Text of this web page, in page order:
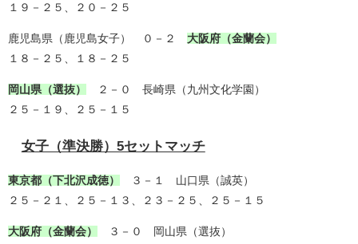
１９－２５、２０－２５
鹿児島県（鹿児島女子） ０－２ 大阪府（金蘭会）
１８－２５、１８－２５
岡山県（選抜）
２－０ 長崎県（九州文化学園）
２５－１９、２５－１５
女子（準決勝）5セットマッチ
東京都（下北沢成徳）
３－１ 山口県（誠英）
２５－２１、２５－１３、２３－２５、２５－１５
大阪府（金蘭会）
３－０ 岡山県（選抜）